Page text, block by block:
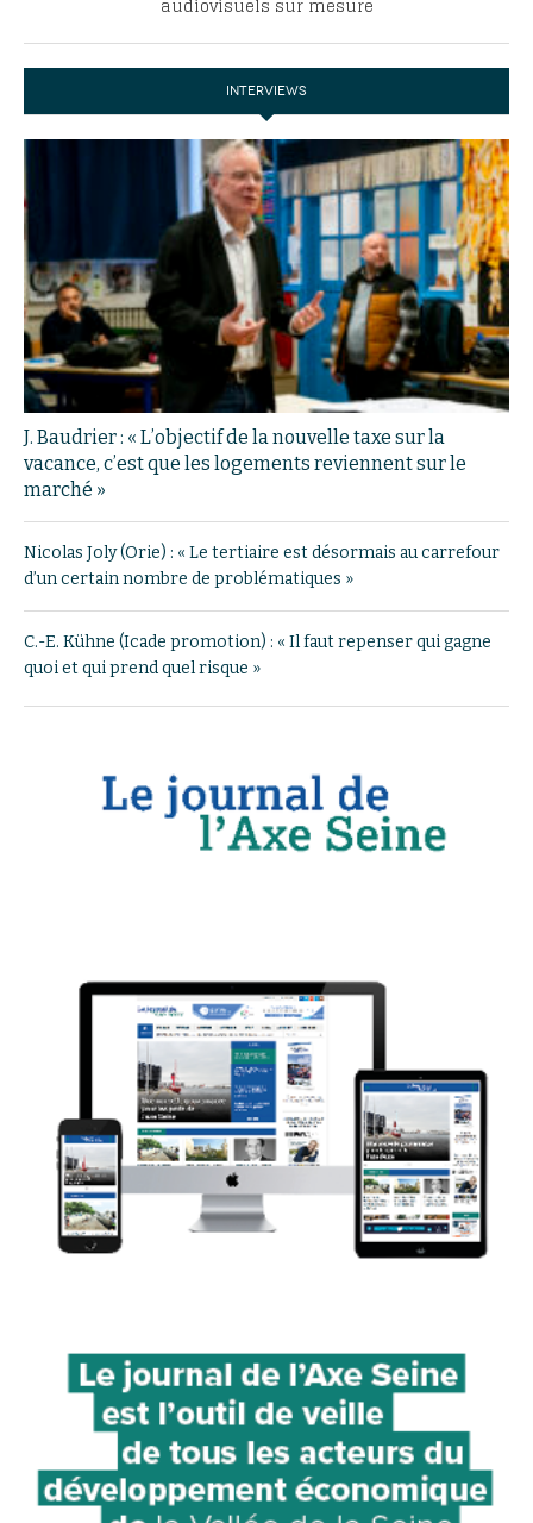
audiovisuels sur mesure
INTERVIEWS
J. Baudrier : « L’objectif de la nouvelle taxe sur la
vacance, c’est que les logements reviennent sur le
marché »
Nicolas Joly (Orie) : « Le tertiaire est désormais au carrefour
d’un certain nombre de problématiques »
C.-E. Kühne (Icade promotion) : « Il faut repenser qui gagne
quoi et qui prend quel risque »